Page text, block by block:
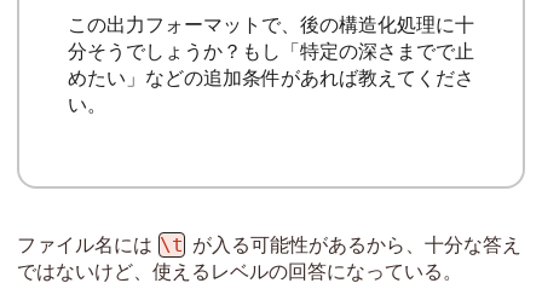
この出力フォーマットで、後の構造化処理に十
分そうでしょうか？もし「特定の深さまでで止
めたい」などの追加条件があれば教えてくださ
い。
ファイル名には \t が入る可能性があるから、十分な答え
ではないけど、使えるレベルの回答になっている。